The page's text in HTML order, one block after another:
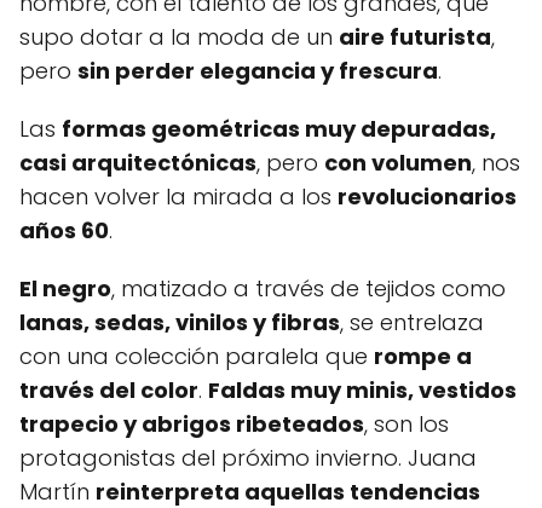
supo dotar a la moda de un aire futurista,
pero sin perder elegancia y frescura.
Las formas geométricas muy depuradas,
casi arquitectónicas, pero con volumen, nos
hacen volver la mirada a los revolucionarios
años 60.
El negro, matizado a través de tejidos como
lanas, sedas, vinilos y fibras, se entrelaza
con una colección paralela que rompe a
través del color. Faldas muy minis, vestidos
trapecio y abrigos ribeteados, son los
protagonistas del próximo invierno. Juana
Martín reinterpreta aquellas tendencias